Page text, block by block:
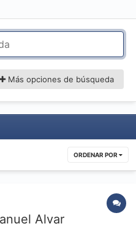
Más opciones de búsqueda
ORDENAR POR
Alvar